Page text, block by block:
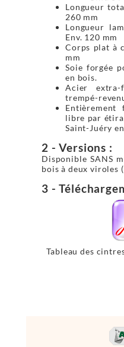
Longueur
260 mm
Longueur
Env. 120 mm
Corps plat à
mm
Soie forgée
en bois.
Acier
trempé-
libre par
Saint-Juéry
2 - Versions :
Disponible SANS
bois à deux viroles
3 -
Tableau des